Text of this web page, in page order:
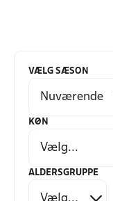
VÆLG SÆSON
KØN
ALDERSGRUPPE